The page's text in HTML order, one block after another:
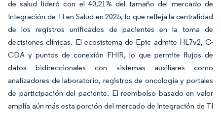
de salud lideró con el 40,21% del tamaño del mercado de
Integración de TI en Salud en 2025, lo que refleja la centralidad
de los registros unificados de pacientes en la toma de
decisiones clínicas. El ecosistema de Epic admite HL7v2, C-
CDA y puntos de conexión FHIR, lo que permite flujos de
datos bidireccionales con sistemas auxiliares como
analizadores de laboratorio, registros de oncología y portales
de participación del paciente. El reembolso basado en valor
amplía aún más esta porción del mercado de Integración de TI